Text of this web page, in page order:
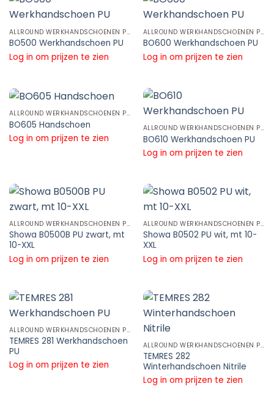
ALLROUND WERKHANDSCHOENEN PU WERKHANDSCHOENEN
BO500 Werkhandschoen PU
Log in om prijzen te zien
ALLROUND WERKHANDSCHOENEN PU WERKHANDSCHOENEN
BO600 Werkhandschoen PU
Log in om prijzen te zien
ALLROUND WERKHANDSCHOENEN PU WERKHANDSCHOENEN
BO605 Handschoen
Log in om prijzen te zien
ALLROUND WERKHANDSCHOENEN PU WERKHANDSCHOENEN
BO610 Werkhandschoen PU
Log in om prijzen te zien
ALLROUND WERKHANDSCHOENEN PU WERKHANDSCHOENEN
Showa B0500B PU zwart, mt
10-XXL
Log in om prijzen te zien
ALLROUND WERKHANDSCHOENEN PU WERKHANDSCHOENEN
Showa B0502 PU wit, mt 10-
XXL
Log in om prijzen te zien
ALLROUND WERKHANDSCHOENEN PU WERKHANDSCHOENEN
TEMRES 281 Werkhandschoen
PU
Log in om prijzen te zien
ALLROUND WERKHANDSCHOENEN PU WERKHANDSCHOENEN
TEMRES 282
Winterhandschoen Nitrile
Log in om prijzen te zien